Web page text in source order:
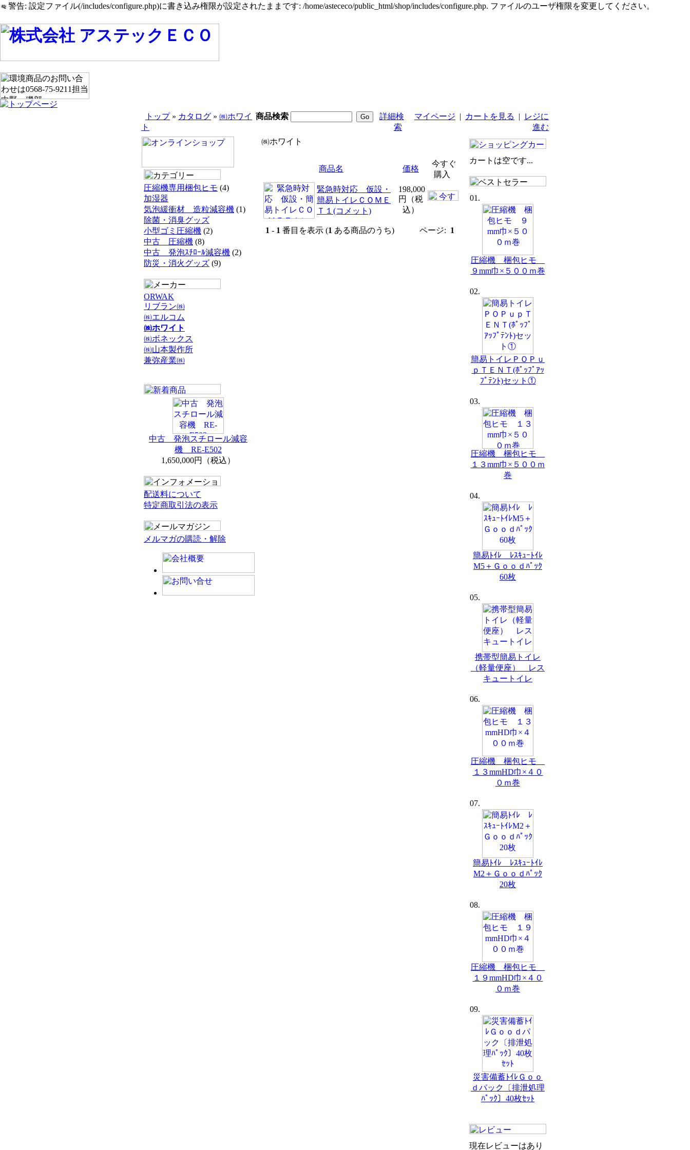
警告: 設定ファイル(/includes/configure.php)に書き込み権限が設定されたままです: /home/astececo/public_html/shop/includes/configure.php. ファイルのユーザ権限を変更してください。
トップ» カタログ » ㈱ホワイ
ト
商品検索
詳細検
索
マイページ | カートを見る |
レジに
進む
圧縮機専用梱包ヒモ (4)
加湿器
気泡緩衝材 造粒減容機 (1)
除菌・消臭グッズ
小型ゴミ圧縮機 (2)
中古 圧縮機 (8)
中古 発泡ｽﾁﾛｰﾙ減容機 (2)
防災・消火グッズ (9)
ORWAK
リブラン㈱
㈱エルコム
㈱ホワイト
㈱ボネックス
㈱山本製作所
兼弥産業㈱
中古 発泡スチロール減容
機 RE-E502
1,650,000円（税込）
配送料について
特定商取引法の表示
メルマガの購読・解除
㈱ホワイト
商品名 価格
今すぐ
購入
緊急時対応 仮設・
簡易トイレＣＯＭＥ
Ｔ１(コメット)
198,000
円（税
込）
1 - 1 番目を表示 (1 ある商品のうち) ページ: 1
カートは空です...
01.
圧縮機 梱包ヒモ
９mm巾×５００ｍ巻
02.
簡易トイレＰＯＰｕ
ｐＴＥＮＴ(ﾎﾟｯﾌﾟｱｯ
ﾌﾟﾃﾝﾄ)セット①
03.
圧縮機 梱包ヒモ
１３mm巾×５００ｍ
巻
04.
簡易ﾄｲﾚ ﾚｽｷｭｰﾄｲﾚ
M5＋Ｇｏｏｄﾊﾟｯｸ
60枚
05.
携帯型簡易トイレ
（軽量便座） レス
キュートイレ
06.
圧縮機 梱包ヒモ
１３mmHD巾×４０
０ｍ巻
07.
簡易ﾄｲﾚ ﾚｽｷｭｰﾄｲﾚ
M2＋Ｇｏｏｄﾊﾟｯｸ
20枚
08.
圧縮機 梱包ヒモ
１９mmHD巾×４０
０ｍ巻
09.
災害備蓄ﾄｲﾚＧｏｏ
ｄパック〔排泄処理
ﾊﾟｯｸ〕40枚ｾｯﾄ
現在レビューはあり